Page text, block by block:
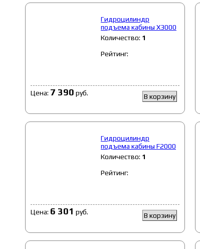
Гидроцилиндр
подъема кабины Х3000
Количество: 1
Рейтинг:
В корзину
Цена: 7 390 руб.
Гидроцилиндр
подъема кабины F2000
Количество: 1
Рейтинг:
В корзину
Цена: 6 301 руб.